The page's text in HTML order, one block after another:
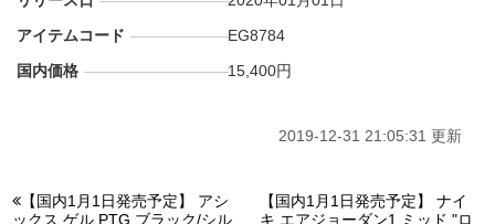
アイテムコード
EG8784
国内価格
15,400円
2019-12-31 21:05:31 更新
【国内1月1日発売予定】 アシ
ックス ゲル PTG ブラック/シル
【国内1月1日発売予定】 ナイ
キ エアジョーダン1 ミッド "ロ